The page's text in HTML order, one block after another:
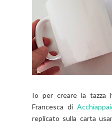
Io per creare la tazza
Francesca di
replicato sulla carta